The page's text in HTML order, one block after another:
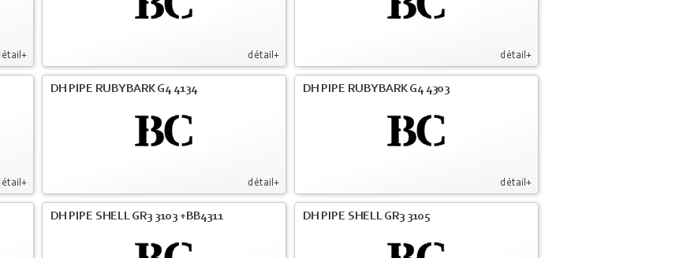
détail+ détail+
détail+
DH PIPE RUBYBARK G4 4134
détail+
DH PIPE RUBYBARK G4 4303
DH PIPE SHELL GR3 3103 +BB4311 DH PIPE SHELL GR3 3105